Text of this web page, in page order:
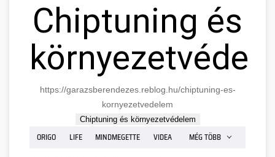
Chiptuning és
https://garazsberendezes.reblog.hu/chiptuning-es-
kornyezetvedelem
Chiptuning és környezetvédelem